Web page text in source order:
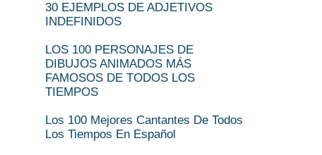
30 EJEMPLOS DE ADJETIVOS
INDEFINIDOS
LOS 100 PERSONAJES DE
DIBUJOS ANIMADOS MÁS
FAMOSOS DE TODOS LOS
TIEMPOS
Los 100 Mejores Cantantes De Todos
Los Tiempos En Español